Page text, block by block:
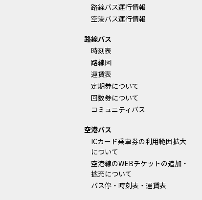
路線バス運行情報
空港バス運行情報
路線バス
時刻表
路線図
運賃表
定期券について
回数券について
コミュニティバス
空港バス
ICカード乗車券の利用範囲拡大
について
空港線のWEBチケットの追加・
拡充について
バス停・時刻表・運賃表